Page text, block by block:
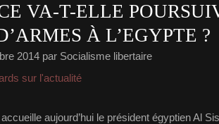
VA-T-ELLE
À L’EGYPTE ?
2014 par Socialisme libertaire
sur l'actualité
aujourd’hui le président égyptien Al